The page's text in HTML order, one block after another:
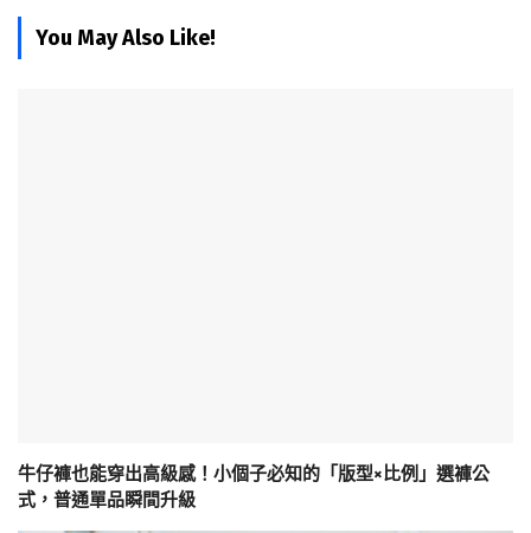
You May Also Like!
牛仔褲也能穿出高級感！小個子必知的「版型×比例」選褲公
式，普通單品瞬間升級